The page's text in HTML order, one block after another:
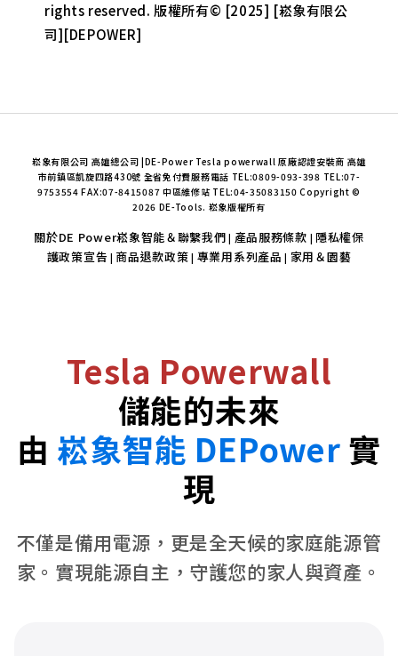
rights reserved. 版權所有© [2025] [崧象有限公
司][DEPOWER]
崧象有限公司 高雄總公司 |DE-Power Tesla powerwall 原廠認證安裝商 高雄
市前鎮區凱旋四路430號 全省免付費服務電話 TEL:0809-093-398 TEL:07-
9753554 FAX:07-8415087 中區維修站 TEL:04-35083150 Copyright ©
2026 DE-Tools. 崧象版權所有
關於DE Power崧象智能＆聯繫我們 | 產品服務條款 | 隱私權保
護政策宣告 | 商品退款政策 | 專業用系列產品 | 家用＆園藝
Tesla Powerwall
儲能的未來
由 崧象智能 DEPower實
現
不僅是備用電源，更是全天候的家庭能源管
家。實現能源自主，守護您的家人與資產。